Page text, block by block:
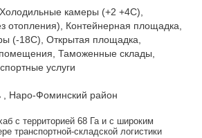
камеры (+2 +4С),
отопления), Контейнерная площадка,
(-18С), Открытая площадка,
Таможенные склады,
услуги
, Наро-Фоминский район
с территорией 68 Га и с широким
транспортной-складской логистики